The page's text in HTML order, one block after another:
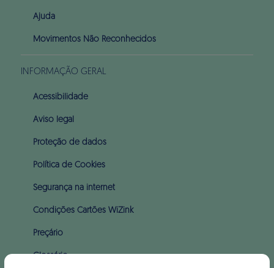
Ajuda
Movimentos Não Reconhecidos
INFORMAÇÃO GERAL
Acessibilidade
Aviso legal
Proteção de dados
Política de Cookies
Segurança na internet
Condições Cartões WiZink
Preçário
Glossário